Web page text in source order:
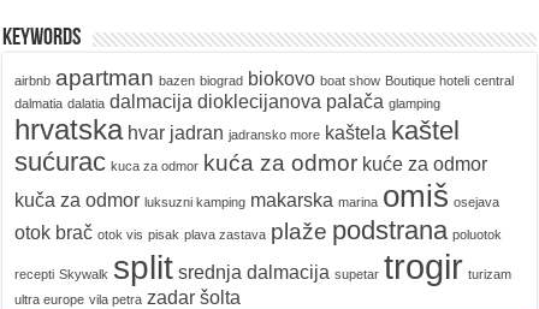
keywords
airbnb apartman bazen biograd biokovo boat show Boutique hoteli central
dalmatia dalatia dalmacija dioklecijanova palača glamping
hrvatska hvar jadran jadransko more kaštela kaštel
sućurac kuca za odmor kuća za odmor kuće za odmor
kuča za odmor luksuzni kamping makarska marina omiš osejava
otok brač otok vis pisak plava zastava plaže podstrana poluotok
recepti Skywalk split srednja dalmacija supetar trogir turizam
ultra europe vila petra zadar šolta